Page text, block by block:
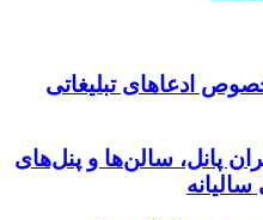
ادعاهای تبلیغاتی
پانل، سالن‌ها و پنل‌های